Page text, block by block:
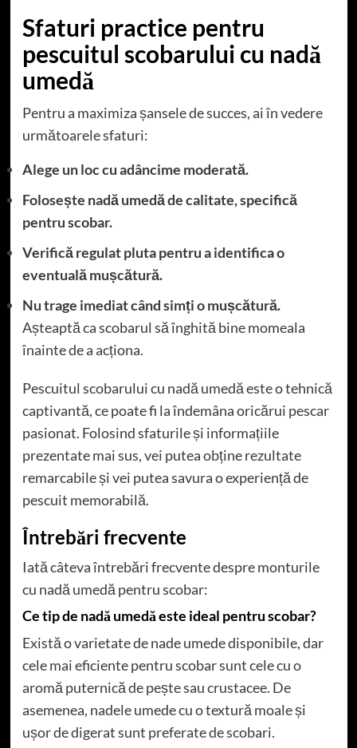
Sfaturi practice pentru
pescuitul scobarului cu nadă
umedă
Pentru a maximiza șansele de succes, ai în vedere
următoarele sfaturi:
Alege un loc cu adâncime moderată.
Folosește nadă umedă de calitate, specifică
pentru scobar.
Verifică regulat pluta pentru a identifica o
eventuală mușcătură.
Nu trage imediat când simți o mușcătură.
Așteaptă ca scobarul să înghită bine momeala
înainte de a acționa.
Pescuitul scobarului cu nadă umedă este o tehnică
captivantă, ce poate fi la îndemâna oricărui pescar
pasionat. Folosind sfaturile și informațiile
prezentate mai sus, vei putea obține rezultate
remarcabile și vei putea savura o experiență de
pescuit memorabilă.
Întrebări frecvente
Iată câteva întrebări frecvente despre monturile
cu nadă umedă pentru scobar:
Ce tip de nadă umedă este ideal pentru scobar?
Există o varietate de nade umede disponibile, dar
cele mai eficiente pentru scobar sunt cele cu o
aromă puternică de pește sau crustacee. De
asemenea, nadele umede cu o textură moale și
ușor de digerat sunt preferate de scobari.